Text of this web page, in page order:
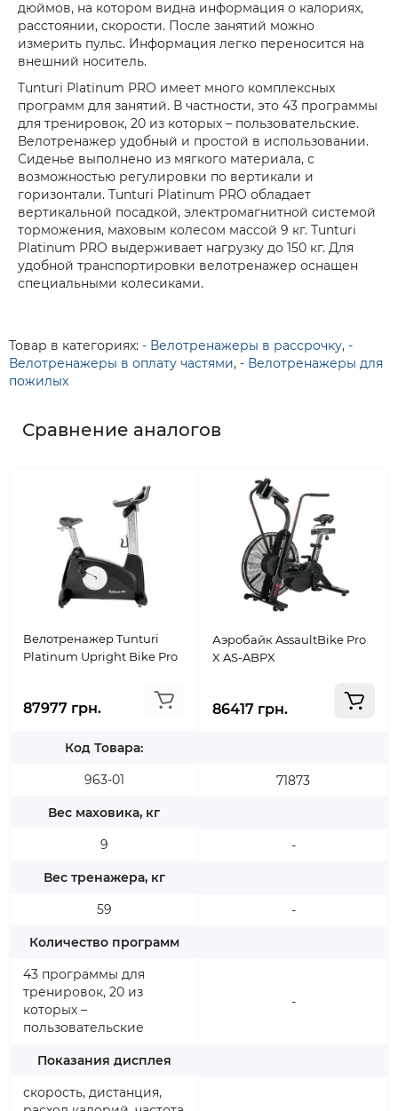
дюймов, на котором видна информация о калориях,
расстоянии, скорости. После занятий можно
измерить пульс. Информация легко переносится на
внешний носитель.
Tunturi Platinum PRO имеет много комплексных
программ для занятий. В частности, это 43 программы
для тренировок, 20 из которых – пользовательские.
Велотренажер удобный и простой в использовании.
Сиденье выполнено из мягкого материала, с
возможностью регулировки по вертикали и
горизонтали. Tunturi Platinum PRO обладает
вертикальной посадкой, электромагнитной системой
торможения, маховым колесом массой 9 кг. Tunturi
Platinum PRO выдерживает нагрузку до 150 кг. Для
удобной транспортировки велотренажер оснащен
специальными колесиками.
Товар в категориях: - Велотренажеры в рассрочку, -
Велотренажеры в оплату частями, - Велотренажеры для
пожилых
Сравнение аналогов
Велотренажер Tunturi
Platinum Upright Bike Pro
87977 грн.
Код Товара:
963-01
Вес маховика, кг
9
Вес тренажера, кг
59
Количество программ
43 программы для
тренировок, 20 из
которых –
пользовательские
Показания дисплея
скорость, дистанция,
Аэробайк AssaultBike Pro
X AS-ABPX
86417 грн.
71873
-
-
-